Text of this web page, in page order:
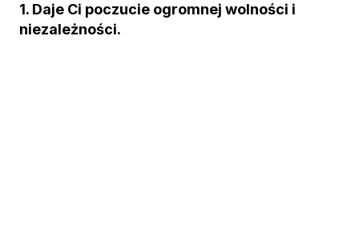
1. Daje Ci poczucie ogromnej wolności i
niezależności.